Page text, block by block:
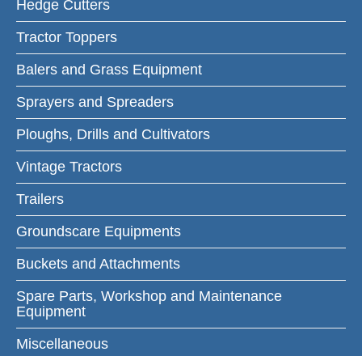
Hedge Cutters
Tractor Toppers
Balers and Grass Equipment
Sprayers and Spreaders
Ploughs, Drills and Cultivators
Vintage Tractors
Trailers
Groundscare Equipments
Buckets and Attachments
Spare Parts, Workshop and Maintenance
Equipment
Miscellaneous